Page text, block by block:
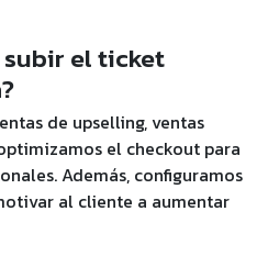
subir el ticket
de upselling, ventas
el checkout para
Además, configuramos
al cliente a aumentar